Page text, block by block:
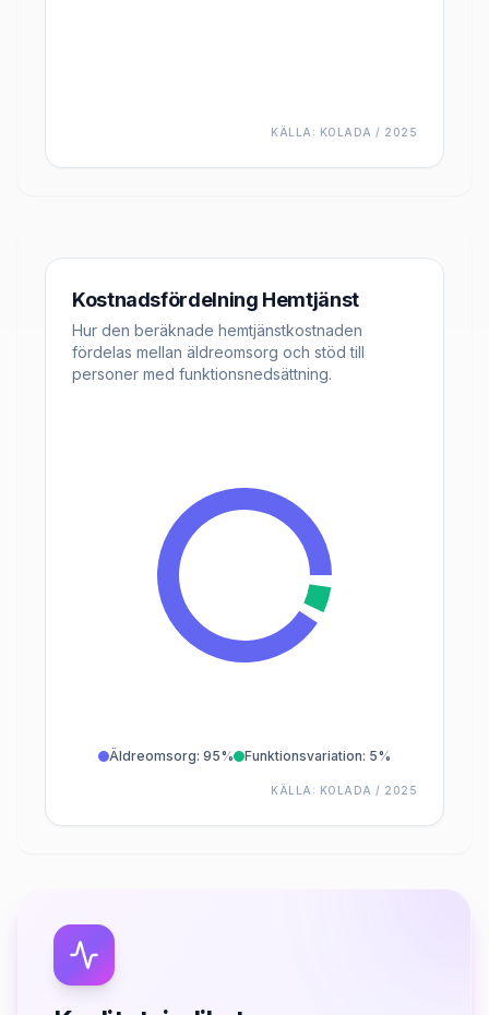
KÄLLA: KOLADA / 2025
Kostnadsfördelning Hemtjänst
Hur den beräknade hemtjänstkostnaden
fördelas mellan äldreomsorg och stöd till
personer med funktionsnedsättning.
Äldreomsorg: 95% Funktionsvariation: 5%
KÄLLA: KOLADA / 2025